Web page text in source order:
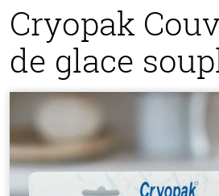
Cryopak
de glace